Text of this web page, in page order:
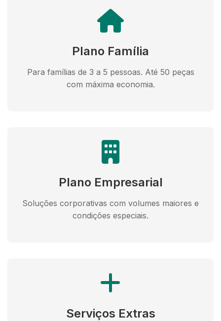
Plano Família
Para famílias de 3 a 5 pessoas. Até 50 peças
com máxima economia.
Plano Empresarial
Soluções corporativas com volumes maiores e
condições especiais.
Serviços Extras